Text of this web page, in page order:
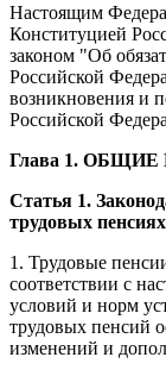
Настоящим
Конституцией
законом "Об
Российской
возникновения и
Российской
Глава 1.
Статья 1.
трудовых пенсиях
1. Трудовые
соответствии с
условий и норм
трудовых пенсий
изменений и